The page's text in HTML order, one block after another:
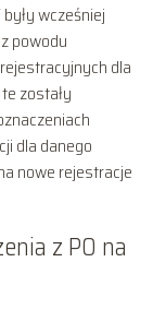
wcześniej
powodu
dla
zostały
dla danego
nowe rejestracje
z PO na